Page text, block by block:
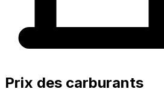
Prix des carburants